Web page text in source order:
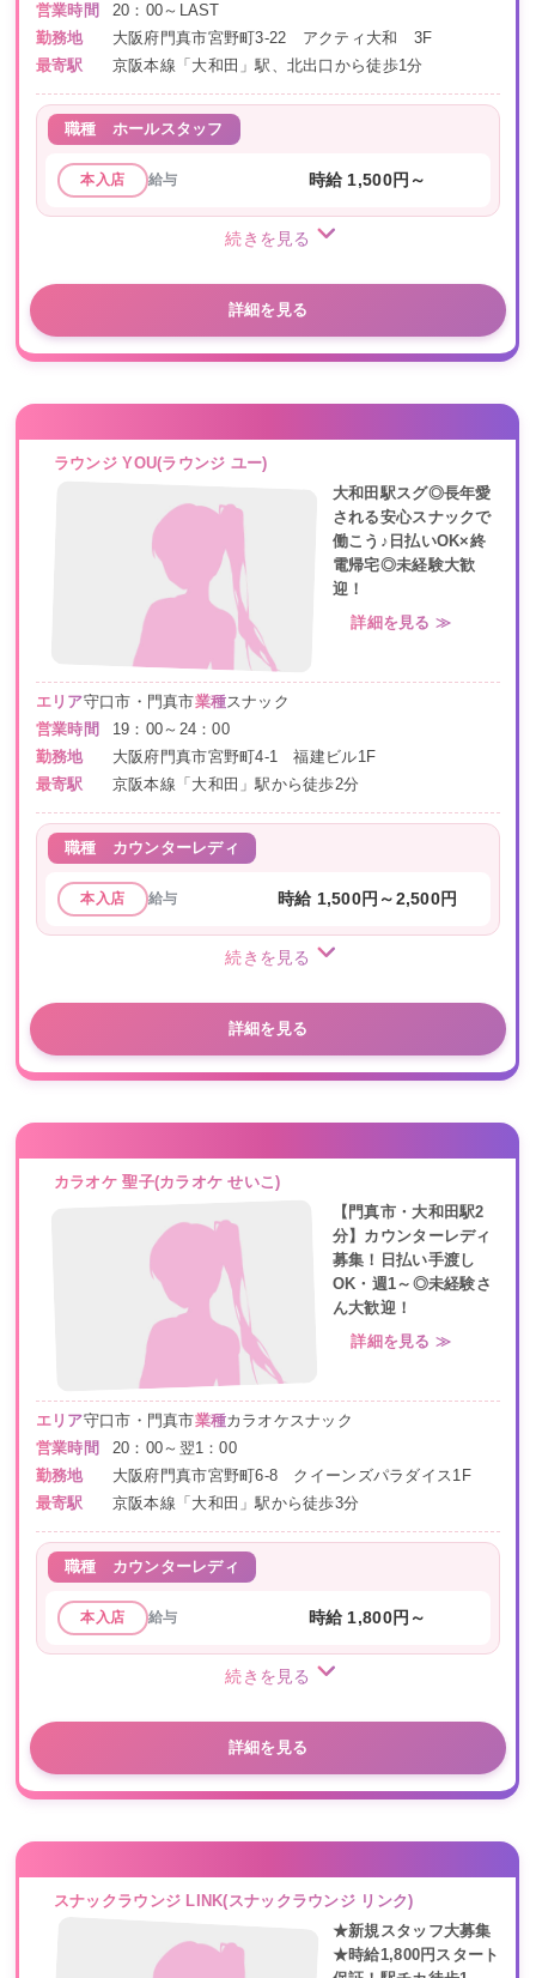
営業時間
20：00～LAST
勤務地
大阪府門真市宮野町3-22 アクティ大和 3F
最寄駅
京阪本線「大和田」駅、北出口から徒歩1分
職種 ホールスタッフ
本入店 給与 時給 1,500円～
続きを見る
詳細を見る
ラウンジ YOU(ラウンジ ユー)
大和田駅スグ◎長年愛
される安心スナックで
働こう♪日払いOK×終
電帰宅◎未経験大歓
迎！
詳細を見る ≫
エリア守口市・門真市業種スナック
営業時間
19：00～24：00
勤務地
大阪府門真市宮野町4-1 福建ビル1F
最寄駅
京阪本線「大和田」駅から徒歩2分
職種 カウンターレディ
本入店 給与 時給 1,500円～2,500円
続きを見る
詳細を見る
カラオケ 聖子(カラオケ せいこ)
【門真市・大和田駅2
分】カウンターレディ
募集！日払い手渡し
OK・週1～◎未経験さ
ん大歓迎！
詳細を見る ≫
エリア守口市・門真市業種カラオケスナック
営業時間
20：00～翌1：00
勤務地
大阪府門真市宮野町6-8 クイーンズパラダイス1F
最寄駅
京阪本線「大和田」駅から徒歩3分
職種 カウンターレディ
本入店 給与 時給 1,800円～
続きを見る
詳細を見る
スナックラウンジ LINK(スナックラウンジ リンク)
★新規スタッフ大募集
★時給1,800円スタート